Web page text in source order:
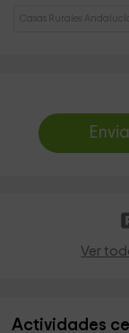
Casas Rurales
Ver
Actividades